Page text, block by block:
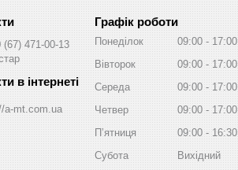
(67) 471-00-13
a-mt.com.ua
Графік роботи
Понеділок 09:00
17:00
Вівторок
09:00
17:00
Середа
09:00
17:00
Четвер
09:00
17:00
Пʼятниця
09:00
16:30
Субота
Вихідний